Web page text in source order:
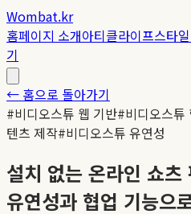
Wombat.kr
홈페이지 소개아티클라이프스타일
기
← 홈으로 돌아가기
#비디오스튜 웹 기반#비디오스튜
텐츠 제작#비디오스튜 유연성
설치 없는 온라인 쇼츠
유연성과 협업 기능으